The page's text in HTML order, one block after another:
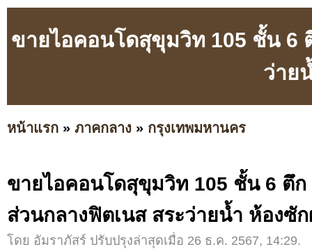
ขายไอคอนโดสุขุมวิท 105 ชั้น 6
ว่าย
หน้าแรก » ภาคกลาง » กรุงเทพมหานคร
ขายไอคอนโดสุขุมวิท 105 ชั้น 6 ตึก
ส่วนกลางฟิตเนส สระว่ายน้ำ ห้องซั
โดย อัมราภัสร์ ปรับปรุงล่าสุดเมื่อ 26 ธ.ค. 2567, 14:29.